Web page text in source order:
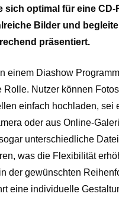
sich optimal für eine CD-
Bilder und
präsentiert.
einem Diashow
Rolle. Nutzer können
einfach hochladen, sei
oder aus Online-
unterschiedliche
was die Flexibilität
der gewünschten
eine individuelle